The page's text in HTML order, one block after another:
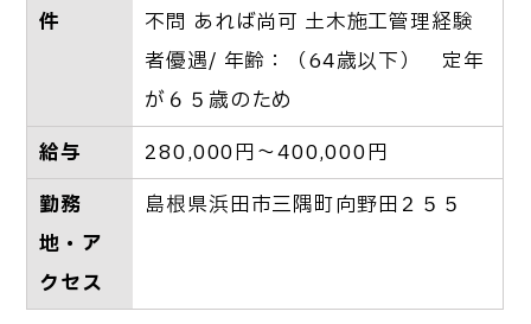
件
不問 あれば尚可 土木施工管理経験
者優遇/ 年齢：（64歳以下） 定年
が６５歳のため
給与
280,000円～400,000円
勤務
地・ア
クセス
島根県浜田市三隅町向野田２５５